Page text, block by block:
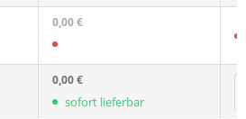
0,00 €
0,00 €
sofort lieferbar